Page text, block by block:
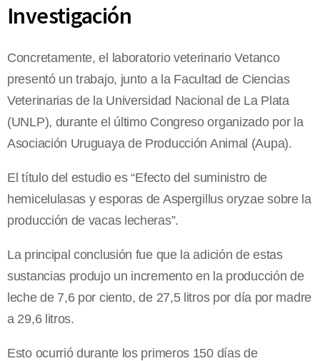
Investigación
Concretamente, el laboratorio veterinario Vetanco
presentó un trabajo, junto a la Facultad de Ciencias
Veterinarias de la Universidad Nacional de La Plata
(UNLP), durante el último Congreso organizado por la
Asociación Uruguaya de Producción Animal (Aupa).
El título del estudio es “Efecto del suministro de
hemicelulasas y esporas de Aspergillus oryzae sobre la
producción de vacas lecheras”.
La principal conclusión fue que la adición de estas
sustancias produjo un incremento en la producción de
leche de 7,6 por ciento, de 27,5 litros por día por madre
a 29,6 litros.
Esto ocurrió durante los primeros 150 días de